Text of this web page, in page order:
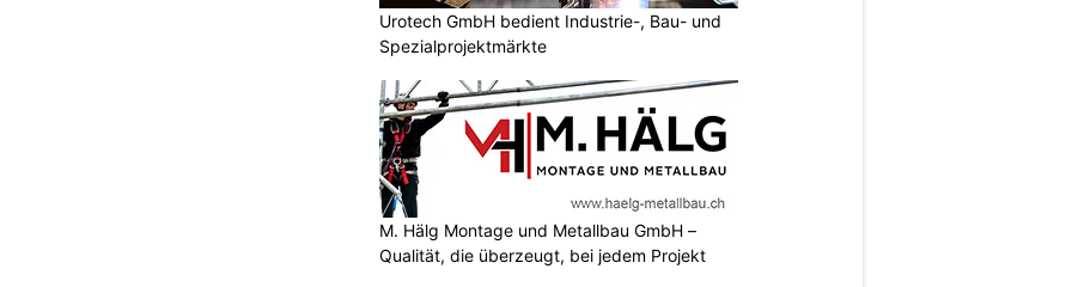
Urotech GmbH bedient Industrie-, Bau- und
Spezialprojektmärkte
M. Hälg Montage und Metallbau GmbH –
Qualität, die überzeugt, bei jedem Projekt